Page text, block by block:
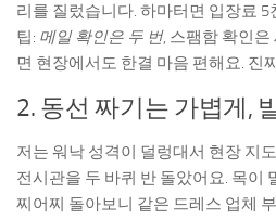
리를 질렀습니다. 하마터면 입장료 5
팁: 메일 확인은 두 번, 스팸함 확인은
면 현장에서도 한결 마음 편해요. 진
2. 동선 짜기는 가볍게,
저는 워낙 성격이 덜렁대서 현장 지
전시관을 두 바퀴 반 돌았어요. 목이
찌어찌 돌아보니 같은 드레스 업체